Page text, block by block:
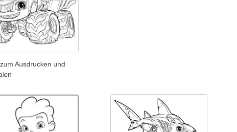
Ausdrucken und